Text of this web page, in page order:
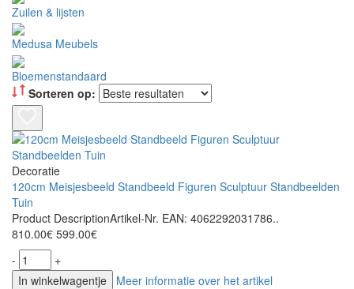
Zuilen & lijsten
Medusa Meubels
Bloemenstandaard
Sorteren op:
Decoratie
120cm Meisjesbeeld Standbeeld Figuren Sculptuur Standbeelden
Tuin
Product DescriptionArtikel-Nr. EAN: 4062292031786..
810.00€ 599.00€
-
+
In winkelwagentje
Meer informatie over het artikel